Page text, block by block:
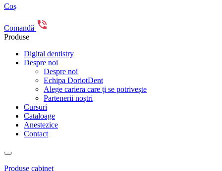
Coș
Comandă
Produse
Digital dentistry
Despre noi
Despre noi
Echipa DoriotDent
Alege cariera care ți se potrivește
Partenerii noștri
Cursuri
Cataloage
Anestezice
Contact
Produse cabinet